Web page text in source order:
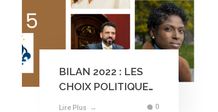
BILAN 2022 : LES
CHOIX POLITIQUES
DE MARIE-
Lire Plus 0